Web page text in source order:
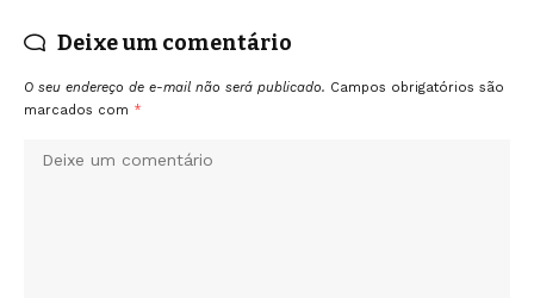
Deixe um comentário
O seu endereço de e-mail não será publicado. Campos obrigatórios são
marcados com *